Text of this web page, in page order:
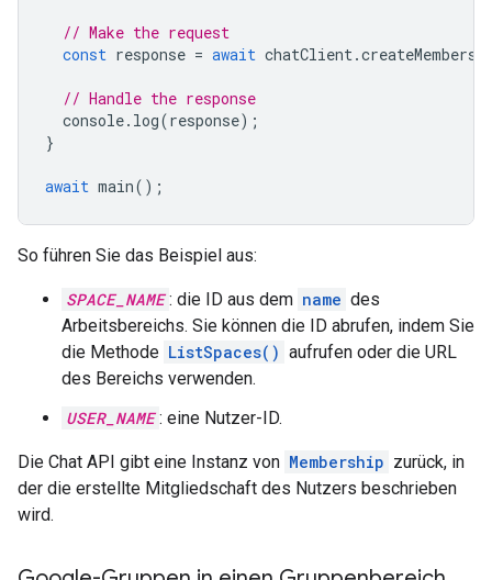
// Make the request
const response = await chatClient.
// Handle the response
console. log(response);
}
await main();
So führen Sie das Beispiel aus:
SPACE_NAME : die ID aus dem name des
Arbeitsbereichs. Sie können die ID abrufen, indem Sie
die Methode ListSpaces() aufrufen oder die URL
des Bereichs verwenden.
USER_NAME : eine Nutzer-ID.
Die Chat API gibt eine Instanz von Membership zurück, in
der die erstellte Mitgliedschaft des Nutzers beschrieben
wird.